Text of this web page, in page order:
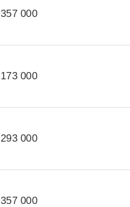
357 000
173 000
293 000
357 000